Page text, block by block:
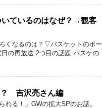
いているのはなぜ？→観客
くなるのは？▽バスケットのボー
の再放送 2つ目の話題 バスケの
吉沢亮さん編
れる！」GWの拡大SPのお話。